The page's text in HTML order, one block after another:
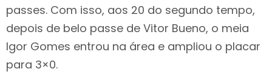
passes. Com isso, aos 20 do segundo tempo,
depois de belo passe de Vitor Bueno, o meia
Igor Gomes entrou na área e ampliou o placar
para 3×0.